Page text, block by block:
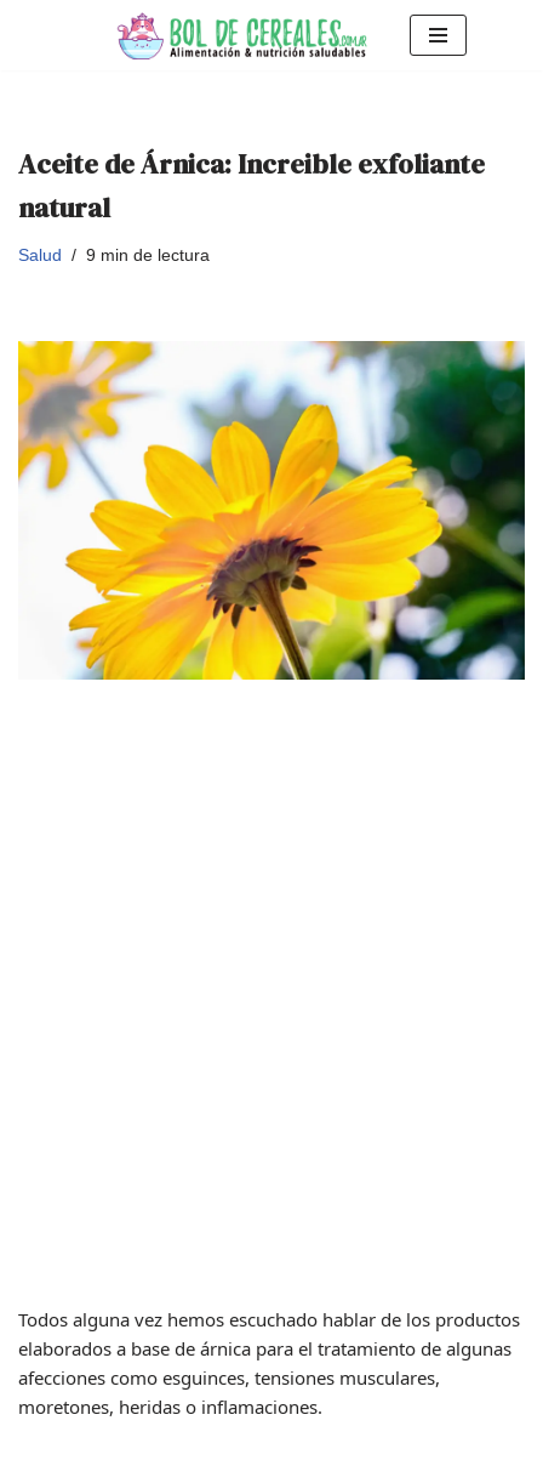
Aceite de Árnica: Increible exfoliante
natural
Salud 9 min de lectura
Todos alguna vez hemos escuchado hablar de los productos
elaborados a base de árnica para el tratamiento de algunas
afecciones como esguinces, tensiones musculares,
moretones, heridas o inflamaciones.